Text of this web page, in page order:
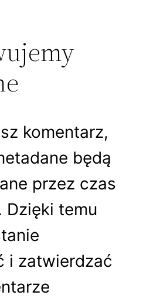
komentarz,
będą
przez czas
Dzięki temu
i zatwierdzać